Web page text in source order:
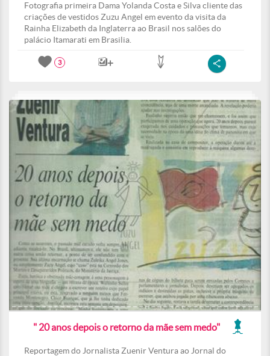
Fotografia primeira Dama Yolanda Costa e Silva cliente das
criações de vestidos Zuzu Angel em evento da visita da
Rainha Elizabeth da Inglaterra ao Brasil nos salões do
palácio Itamarati em Brasilia.
3
" 20 anos depois o retorno da mãe sem medo"
Reportagem do Jornalista Zuenir Ventura ao Jornal do